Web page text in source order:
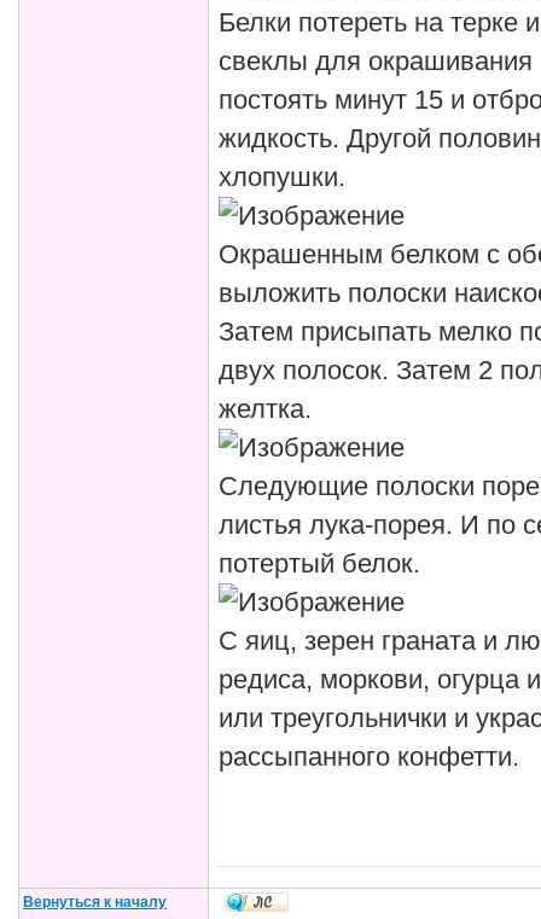
Белки потереть на терке
свеклы для окрашивания
постоять минут 15 и
жидкость. Другой
хлопушки.
Окрашенным белком с
выложить полоски
Затем присыпать мелко
двух полосок. Затем 2
желтка.
Следующие полоски
листья лука-порея. И по
потертый белок.
С яиц, зерен граната и
редиса, моркови, огурца
или треугольнички и
рассыпанного конфетти.
Вернуться к началу